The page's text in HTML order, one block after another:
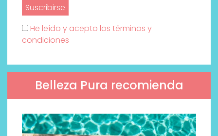
He leído y acepto los términos y
condiciones
Belleza Pura recomienda